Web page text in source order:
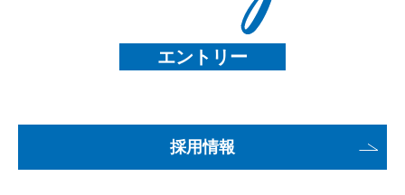
エントリー
採用情報